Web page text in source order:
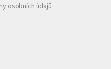
osobních údajů